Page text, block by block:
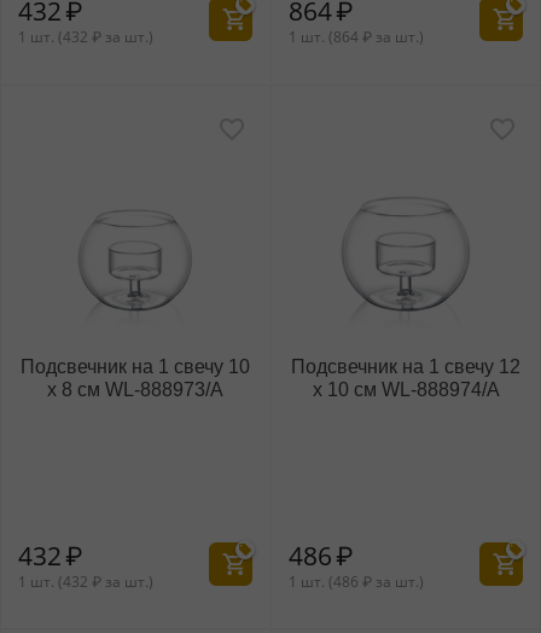
432₽
1 шт. (432 ₽ за шт.)
864₽
1 шт. (864 ₽ за шт.)
Подсвечник на 1 свечу 10
x 8 см WL‑888973/A
432₽
1 шт. (432 ₽ за шт.)
Подсвечник на 1 свечу 12
x 10 см WL‑888974/A
486₽
1 шт. (486 ₽ за шт.)